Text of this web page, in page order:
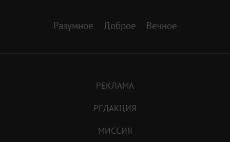
Разумное Доброе Вечное
РЕКЛАМА
РЕДАКЦИЯ
МИССИЯ